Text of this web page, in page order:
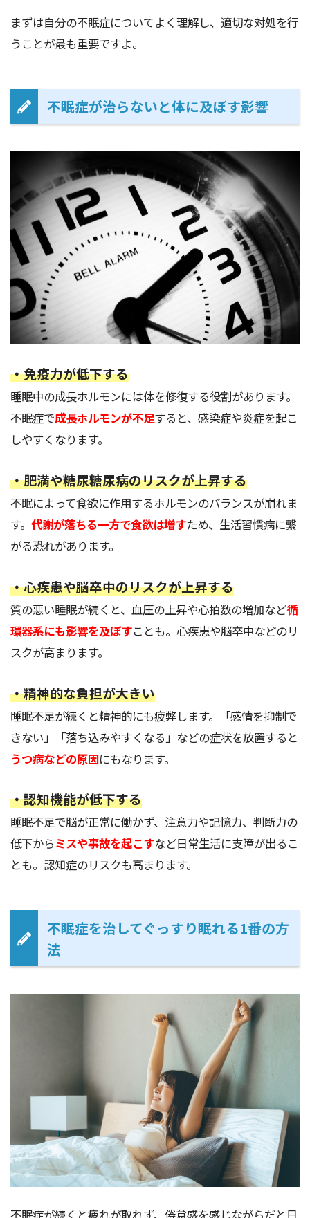
まずは自分の不眠症についてよく理解し、適切な対処を行
うことが最も重要ですよ。
不眠症が治らないと体に及ぼす影響
・免疫力が低下する
睡眠中の成長ホルモンには体を修復する役割があります。
不眠症で成長ホルモンが不足すると、感染症や炎症を起こ
しやすくなります。
・肥満や糖尿糖尿病のリスクが上昇する
不眠によって食欲に作用するホルモンのバランスが崩れま
す。 代謝が落ちる一方で食欲は増すため、生活習慣病に繋
がる恐れがあります。
・心疾患や脳卒中のリスクが上昇する
質の悪い睡眠が続くと、血圧の上昇や心拍数の増加など循
環器系にも影響を及ぼすことも。心疾患や脳卒中などのリ
スクが高まります。
・精神的な負担が大きい
睡眠不足が続くと精神的にも疲弊します。「感情を抑制で
きない」「落ち込みやすくなる」などの症状を放置すると
うつ病などの原因にもなります。
・認知機能が低下する
睡眠不足で脳が正常に働かず、注意力や記憶力、判断力の
低下からミスや事故を起こすなど日常生活に支障が出るこ
とも。認知症のリスクも高まります。
不眠症を治してぐっすり眠れる1番の方
法
不眠症が続くと疲れが取れず、倦怠感を感じながらだと日